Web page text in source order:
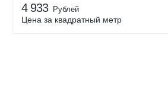
4 933 Рублей
Цена за квадратный метр